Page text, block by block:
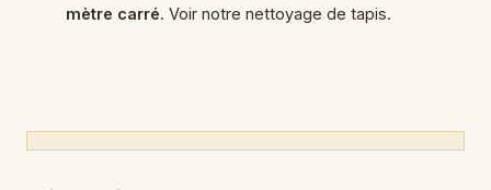
mètre carré. Voir notre nettoyage de tapis.